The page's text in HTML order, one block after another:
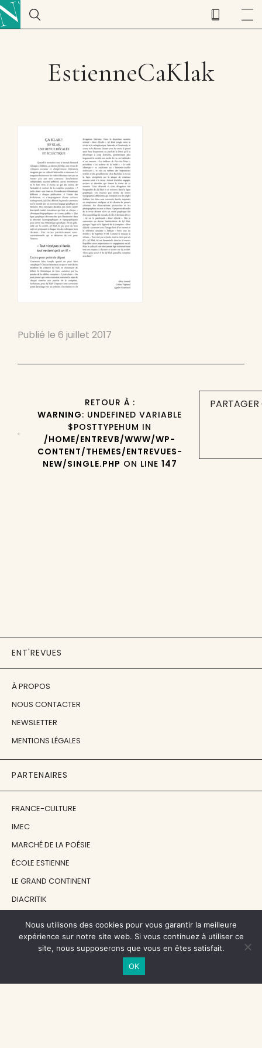
EstienneCaKlak
Publié le 6 juillet 2017
RETOUR À :
WARNING: UNDEFINED VARIABLE
$POSTTYPEHUM IN
/HOME/ENTREVB/WWW/WP-
CONTENT/THEMES/ENTREVUES-
NEW/SINGLE.PHP ON LINE 147
ENT'REVUES
À PROPOS
NOUS CONTACTER
NEWSLETTER
MENTIONS LÉGALES
PARTENAIRES
FRANCE-CULTURE
IMEC
MARCHÉ DE LA POÉSIE
ÉCOLE ESTIENNE
LE GRAND CONTINENT
DIACRITIK
NOS SOUTIENS
CENTRE NATIONAL DU LIVRE
Nous utilisons des cookies pour vous garantir la meilleure
expérience sur notre site web. Si vous continuez à utiliser ce
site, nous supposerons que vous en êtes satisfait.
OK